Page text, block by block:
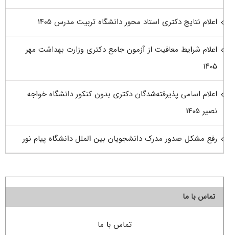
اعلام نتایج دکتری استاد محور دانشگاه تربیت مدرس ۱۴۰۵
اعلام شرایط معافیت از آزمون جامع دکتری وزارت بهداشت مهر
۱۴۰۵
اعلام اسامی پذیرفته‌شدگان دکتری بدون کنکور دانشگاه خواجه
نصیر ۱۴۰۵
رفع مشکل صدور مدرک دانشجویان بین الملل دانشگاه پیام نور
تماس با ما
تماس با ما